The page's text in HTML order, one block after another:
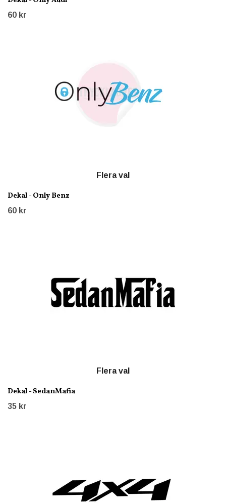
60 kr
Flera val
Dekal - Only Benz
60 kr
Flera val
Dekal - SedanMafia
35 kr